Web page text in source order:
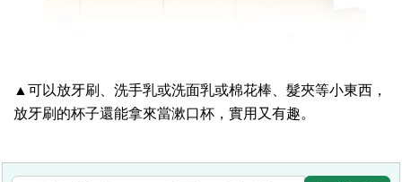
▲可以放牙刷、洗手乳或洗面乳或棉花棒、髮夾等小東西，
放牙刷的杯子還能拿來當漱口杯，實用又有趣。